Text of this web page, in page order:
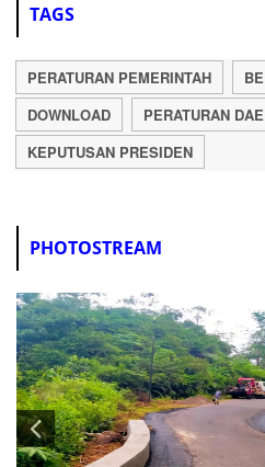
TAGS
PERATURAN PEMERINTAH
DOWNLOAD
PERATURAN
KEPUTUSAN PRESIDEN
PHOTOSTREAM